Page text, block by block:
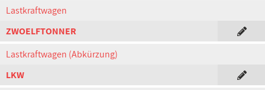
Lastkraftwagen
ZWOELFTONNER
Lastkraftwagen (Abkürzung)
LKW